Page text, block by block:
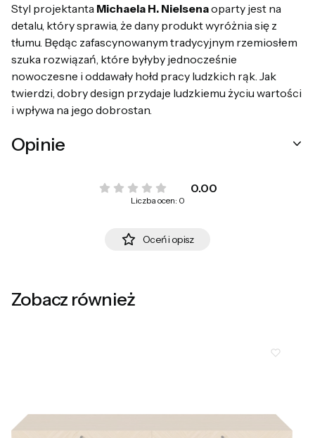
Styl projektanta Michaela H. Nielsenaoparty jest na
detalu, który sprawia, że dany produkt wyróżnia się z
tłumu. Będąc zafascynowanym tradycyjnym rzemiosłem
szuka rozwiązań, które byłyby jednocześnie
nowoczesne i oddawały hołd pracy ludzkich rąk. Jak
twierdzi, dobry design przydaje ludzkiemu życiu wartości
i wpływa na jego dobrostan.
Opinie
0.00
Liczba ocen: 0
Oceń i opisz
Zobacz również